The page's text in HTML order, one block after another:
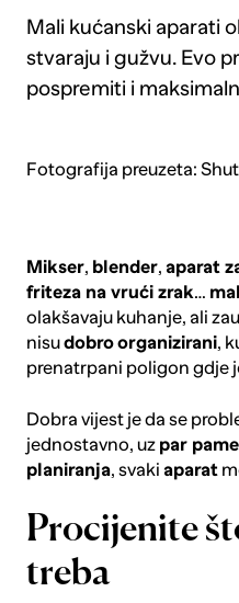
Mali kućanski aparati
stvaraju i gužvu. Evo
pospremiti i
Fotografija preuzeta:
Mikser, blender, aparat
friteza na vrući zrak…
olakšavaju kuhanje, ali
nisudobroorganizirani,
prenatrpani poligon gdje
Dobra vijest je da se
jednostavno, uz par
planiranja, svaki aparat
Procijenite
treba